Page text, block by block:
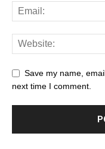
Save my name,
next time I comment.